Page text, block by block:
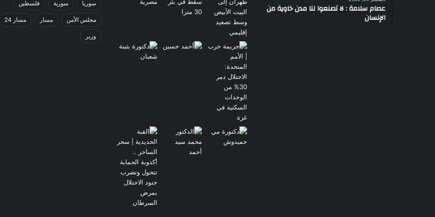
عصام سلامة : لا تصنعوا لنا مدن خاوية من
الإنسان
سوريا سورية فلسطين
مجلس الأمن مسار مسار 24
وزير